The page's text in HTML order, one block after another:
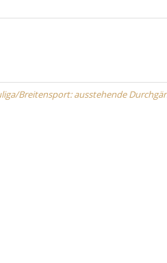
Breitensport: ausstehende